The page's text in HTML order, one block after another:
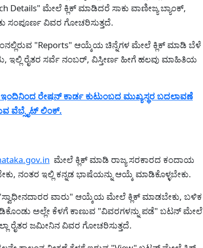
ಮೇಲೆ ಕ್ಲಿಕ್ ಮಾಡಿದರೆ ಸಾಕು ವಾಣೀಜ್ಯ ಬ್ಯಾಂಕ್,
ಸಂಪೂರ್ಣ ವಿವರ ಗೋಚರಿಸುತ್ತದೆ.
"Reports" ಆಯ್ಕೆಯ ಚಿನ್ನೆಗಳ ಮೇಲೆ ಕ್ಲಿಕ್ ಮಾಡಿ ಬೆಳೆ
ಇಲ್ಲಿ ರೈತರ ಸರ್ವೆ ನಂಬರ್, ವಿಸ್ತೀರ್ಣ ಹೀಗೆ ಹಲವು ಮಾಹಿತಿಯ
ರೇಷನ್ ಕಾರ್ಡ ಕುಟುಂಬದ ಮುಖ್ಯಸ್ಥರ ಬದಲಾವಣೆ
ವೆಬ್ಸೈಟ್ ಲಿಂಕ್.
ಮೇಲೆ ಕ್ಲಿಕ್ ಮಾಡಿ ರಾಜ್ಯ ಸರಕಾರದ ಕಂದಾಯ
ನಂತರ ಇಲ್ಲಿ ಕನ್ನಡ ಭಾಷೆಯನ್ನು ಆಯ್ಕೆ ಮಾಡಿಕೊಳ್ಳಬೇಕು.
ವಾರು" ಆಯ್ಕೆಯ ಮೇಲೆ ಕ್ಲಿಕ್ ಮಾಡಬೇಕು, ಬಳಿಕ
ಅಲ್ಲೇ ಕೆಳಗೆ ಕಾಣುವ "ವಿವರಗಳನ್ನು ಪಡೆ" ಬಟನ್ ಮೇಲೆ
ರೈತರ ಜಮೀನಿನ ವಿವರ ಗೋಚರಿಸುತ್ತದೆ.